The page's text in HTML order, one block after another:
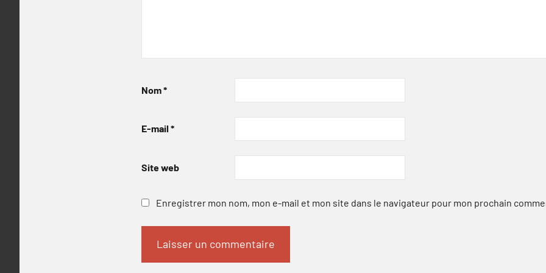
Nom*
E-mail *
Site web
Enregistrer mon nom, mon e-mail et mon site dans le navigateur pour mon prochain